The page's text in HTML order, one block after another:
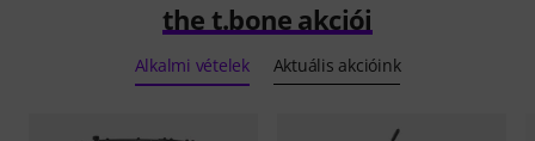
the t.bone akciói
Alkalmi vételek Aktuális akcióink